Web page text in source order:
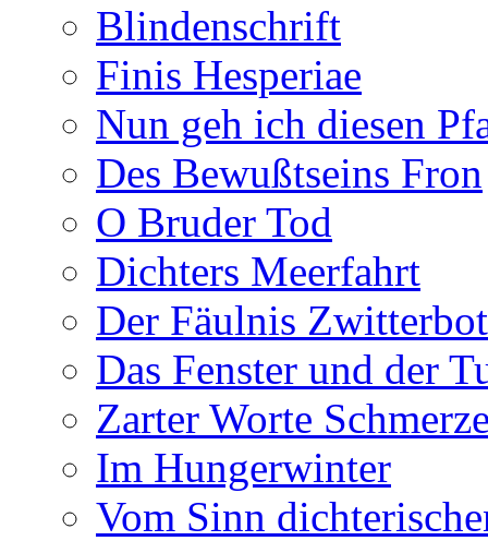
Blindenschrift
Finis Hesperiae
Nun geh ich diesen
Des Bewußtseins Fron
O Bruder Tod
Dichters Meerfahrt
Der Fäulnis
Das Fenster und der
Zarter Worte
Im Hungerwinter
Vom Sinn